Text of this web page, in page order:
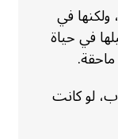
ولكنها في
في حياة
لو كانت